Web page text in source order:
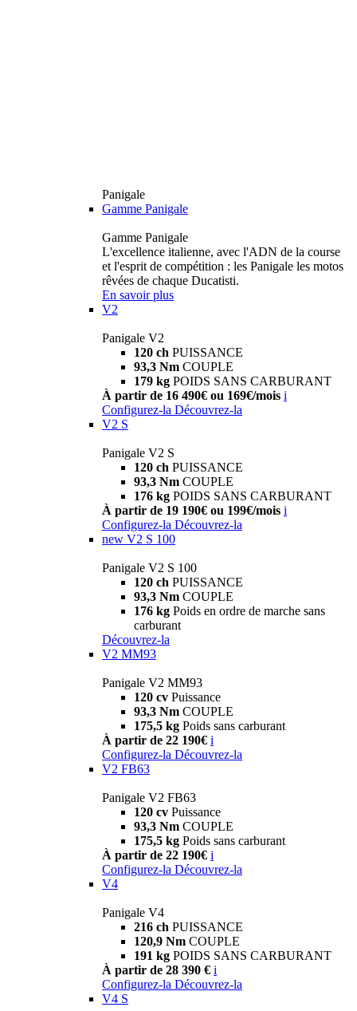
Panigale
Gamme Panigale
Gamme Panigale
L'excellence italienne, avec l'ADN de la course
et l'esprit de compétition : les Panigale les motos
rêvées de chaque Ducatisti.
En savoir plus
V2
Panigale V2
120 ch PUISSANCE
93,3 Nm COUPLE
179 kg POIDS SANS CARBURANT
À partir de 16 490€ ou 169€/mois i
Configurez-la Découvrez-la
V2 S
Panigale V2 S
120 ch PUISSANCE
93,3 Nm COUPLE
176 kg POIDS SANS CARBURANT
À partir de 19 190€ ou 199€/mois i
Configurez-la Découvrez-la
new V2 S 100
Panigale V2 S 100
120 ch PUISSANCE
93,3 Nm COUPLE
176 kg Poids en ordre de marche sans
carburant
Découvrez-la
V2 MM93
Panigale V2 MM93
120 cv Puissance
93,3 Nm COUPLE
175,5 kg Poids sans carburant
À partir de 22 190€ i
Configurez-la Découvrez-la
V2 FB63
Panigale V2 FB63
120 cv Puissance
93,3 Nm COUPLE
175,5 kg Poids sans carburant
À partir de 22 190€ i
Configurez-la Découvrez-la
V4
Panigale V4
216 ch PUISSANCE
120,9 Nm COUPLE
191 kg POIDS SANS CARBURANT
À partir de 28 390 € i
Configurez-la Découvrez-la
V4 S